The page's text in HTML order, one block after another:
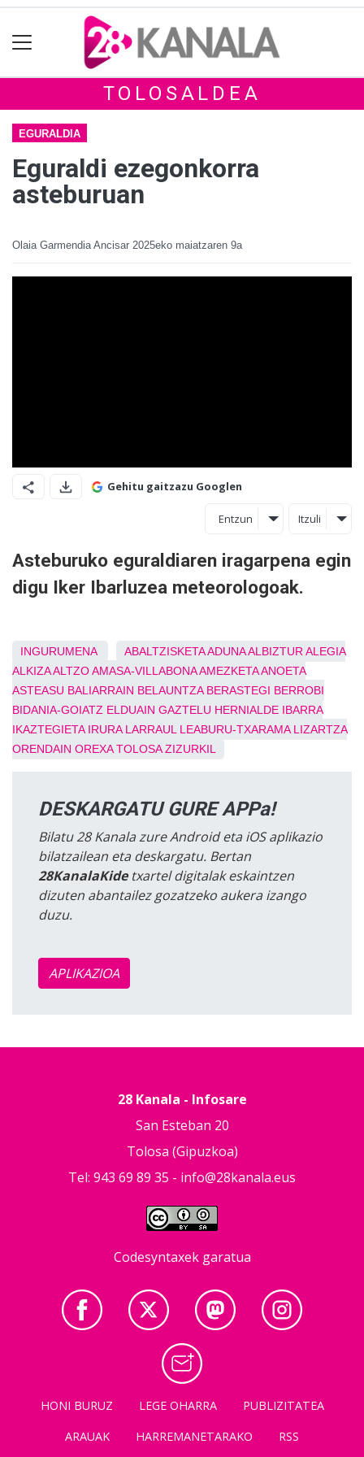
TOLOSALDEA
EGURALDIA
Eguraldi ezegonkorra
asteburuan
Olaia Garmendia Ancisar 2025eko maiatzaren 9a
Gehitu gaitzazu Googlen
Entzun Itzuli
Asteburuko eguraldiaren iragarpena egin
digu Iker Ibarluzea meteorologoak.
INGURUMENA ABALTZISKETAADUNAALBIZTUR ALEGIA
ALKIZAALTZOAMASA-VILLABONAAMEZKETAANOETA
ASTEASU BALIARRAIN BELAUNTZA BERASTEGI BERROBI
BIDANIA-GOIATZ ELDUAIN GAZTELU HERNIALDE IBARRA
IKAZTEGIETA IRURA LARRAUL LEABURU-TXARAMA LIZARTZA
ORENDAIN OREXA TOLOSA ZIZURKIL
DESKARGATU GURE APPa!
Bilatu 28 Kanala zure Android eta iOS aplikazio
bilatzailean eta deskargatu. Bertan
28KanalaKidetxartel digitalak eskaintzen
dizuten abantailez gozatzeko aukera izango
duzu.
APLIKAZIOA
28 Kanala - Infosare
San Esteban 20
Tolosa (Gipuzkoa)
Tel: 943 69 89 35 - info@28kanala.eus
Codesyntaxek garatua
HONI BURUZ LEGE OHARRA
PUBLIZITATEA
ARAUAK
HARREMANETARAKO RSS